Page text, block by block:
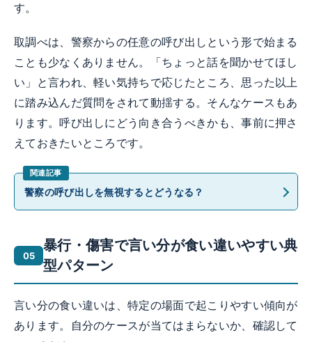
す。
取調べは、警察からの任意の呼び出しという形で始まる
ことも少なくありません。「ちょっと話を聞かせてほし
い」と言われ、軽い気持ちで応じたところ、思った以上
に踏み込んだ質問をされて動揺する。そんなケースもあ
ります。呼び出しにどう向き合うべきかも、事前に押さ
えておきたいところです。
警察の呼び出しを無視するとどうなる？
暴行・傷害で言い分が食い違いやすい典
型パターン
言い分の食い違いは、特定の場面で起こりやすい傾向が
あります。自分のケースが当てはまらないか、確認して